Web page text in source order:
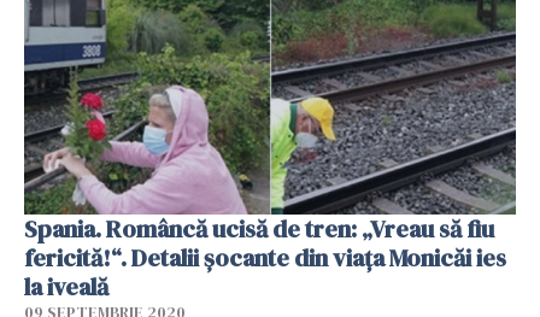
Spania. Româncă ucisă de tren: „Vreau să fiu
fericită!“. Detalii șocante din viața Monicăi ies
la iveală
09 SEPTEMBRIE 2020